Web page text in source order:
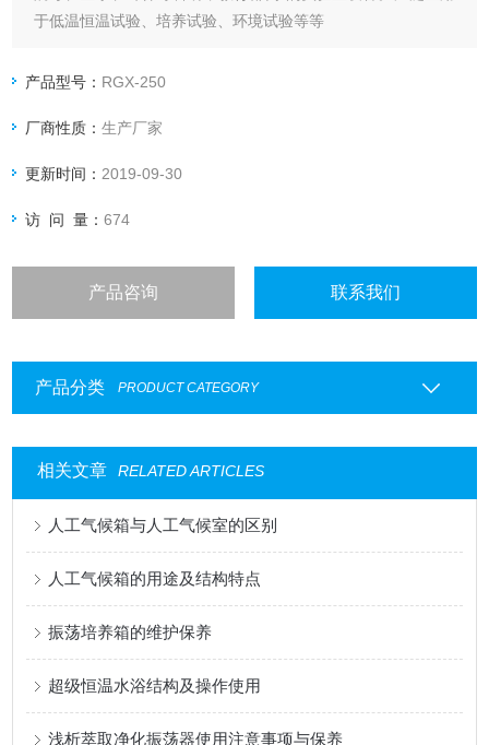
于低温恒温试验、培养试验、环境试验等等
产品型号： RGX-250
厂商性质：生产厂家
更新时间： 2019-09-30
访 问 量：674
产品咨询 联系我们
产品分类 PRODUCT CATEGORY
相关文章 RELATED ARTICLES
人工气候箱与人工气候室的区别
人工气候箱的用途及结构特点
振荡培养箱的维护保养
超级恒温水浴结构及操作使用
浅析萃取净化振荡器使用注意事项与保养